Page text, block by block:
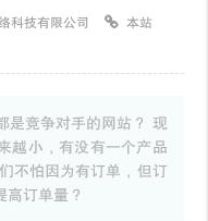
科技有限公司
本站
是竞争对手的网站？ 现
越小，有没有一个产品
不怕因为有订单，但订
订单量？